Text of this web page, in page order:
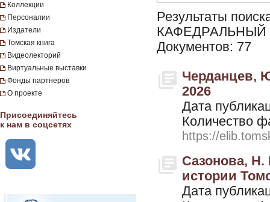
Коллекции
Персоналии
Издатели
Томская книга
Видеолекторий
Виртуальные выставки
Фонды партнеров
О проекте
Присоединяйтесь
к нам в соцсетях
Результаты
Документов: 77
Черданцев,
2026
Дата
Количество
https://
Сазонова, Н.
истории
Дата